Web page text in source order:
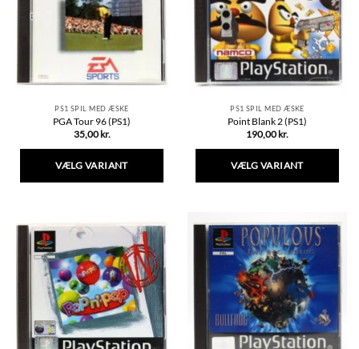
kan
vælges
på
varesiden
PS1 SPIL MED ÆSKE
PGA Tour 96 (PS1)
35,00 kr.
VÆLG VARIANT
varianter.
Mulighederne
kan
vælges
på
varesiden
PS1 SPIL MED ÆSKE
Point Blank 2 (PS1)
190,00 kr.
VÆLG VARIANT
flere
varianter.
Mulighederne
kan
vælges
på
varesiden